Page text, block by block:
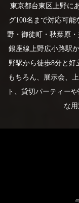
東京都台東区上野に
グ100名まで対応可
野・御徒町・秋葉原
銀座線上野広小路駅
野駅から徒歩8分と好
もちろん、
展示会 、
ト
貸切パーティー
な